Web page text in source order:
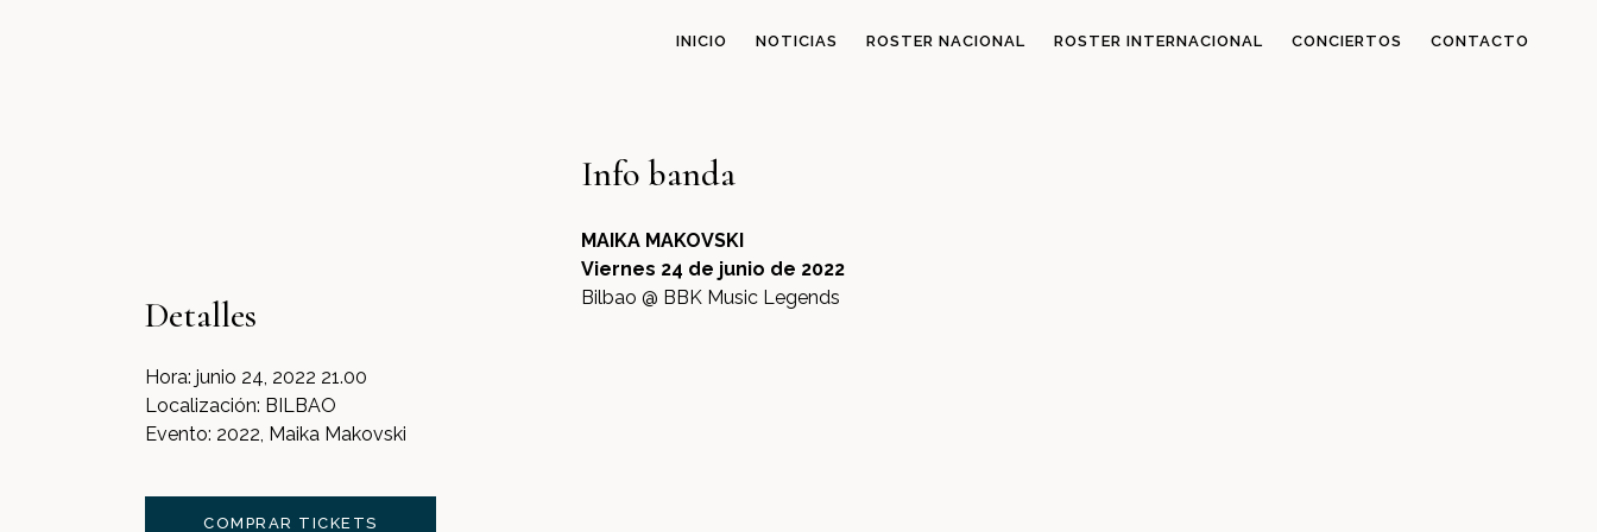
INICIO NOTICIAS ROSTER NACIONAL ROSTER INTERNACIONAL CONCIERTOS CONTACTO
Detalles
Hora: junio 24, 2022 21.00
Localización: BILBAO
Evento: 2022, Maika Makovski
COMPRAR TICKETS
Info banda
MAIKA MAKOVSKI
Viernes 24 de junio de 2022
Bilbao @ BBK Music Legends